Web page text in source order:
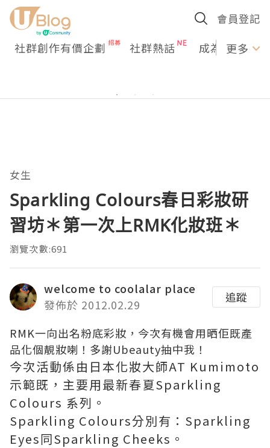
會員登記
社群創作有價企劃 社群熱話 成為U更多
女生
Sparkling Colours春日彩妝研
習坊＊第一次上RMK化妝班＊
瀏覽次數:691
welcome to coolalar place
發佈於 2012.02.29
追蹤
RMK一向出名粉底彩妝，今次有機會用晒佢既產
品化個靚妝喇！多謝Ubeauty抽中我！
今次活動係由日本化妝大師AT Kumimoto
示範既，主要用最新春夏Sparkling
Colours 系列。
Sparkling Colours分別有：Sparkling
Eyes同Sparkling Cheeks。